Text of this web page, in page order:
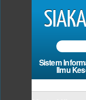
Sistem
Ilmu